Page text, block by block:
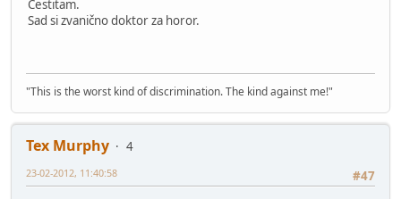
Čestitam.
Sad si zvanično doktor za horor.
"This is the worst kind of discrimination. The kind against me!"
Tex Murphy
4
#47
23-02-2012, 11:40:58